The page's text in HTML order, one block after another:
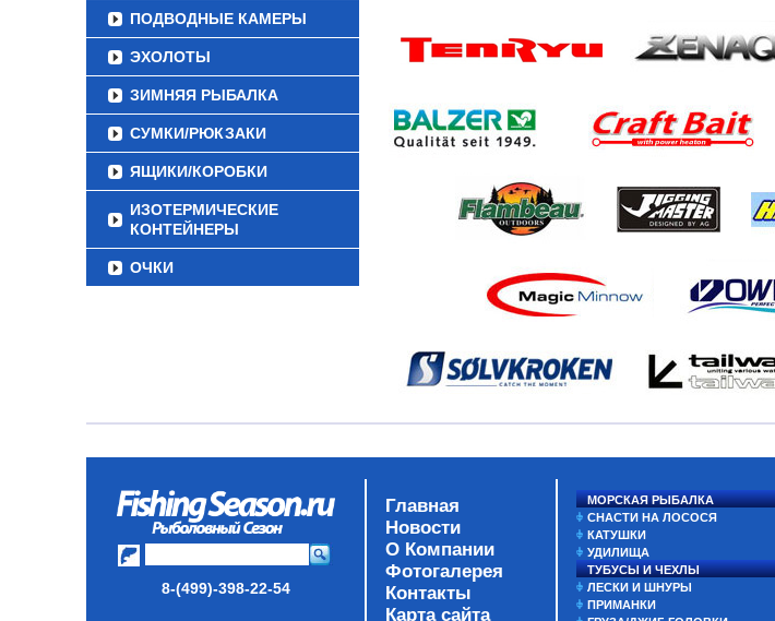
ПОДВОДНЫЕ КАМЕРЫ
ЭХОЛОТЫ
ЗИМНЯЯ РЫБАЛКА
СУМКИ/РЮКЗАКИ
ЯЩИКИ/КОРОБКИ
ИЗОТЕРМИЧЕСКИЕ
КОНТЕЙНЕРЫ
ОЧКИ
8-(499)-398-22-54
Главная
Новости
О Компании
Фотогалерея
Контакты
Карта сайта
МОРСКАЯ РЫБАЛКА
СНАСТИ НА ЛОСОСЯ
КАТУШКИ
УДИЛИЩА
ТУБУСЫ И ЧЕХЛЫ
ЛЕСКИ И ШНУРЫ
ПРИМАНКИ